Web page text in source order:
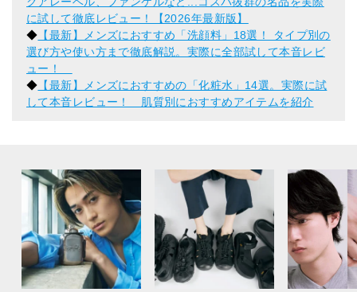
に試して徹底レビュー！【2026年最新版】
◆ 【最新】メンズにおすすめ「洗顔料」18選！ タイプ別の
選び方や使い方まで徹底解説。実際に全部試して本音レビ
ュー！
◆ 【最新】メンズにおすすめの「化粧水」14選。実際に試
して本音レビュー！ 肌質別におすすめアイテムを紹介